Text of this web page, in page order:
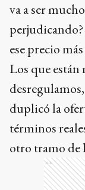
va a ser
ese precio
Los que
duplicó la
términos
otro tramo de
Ads